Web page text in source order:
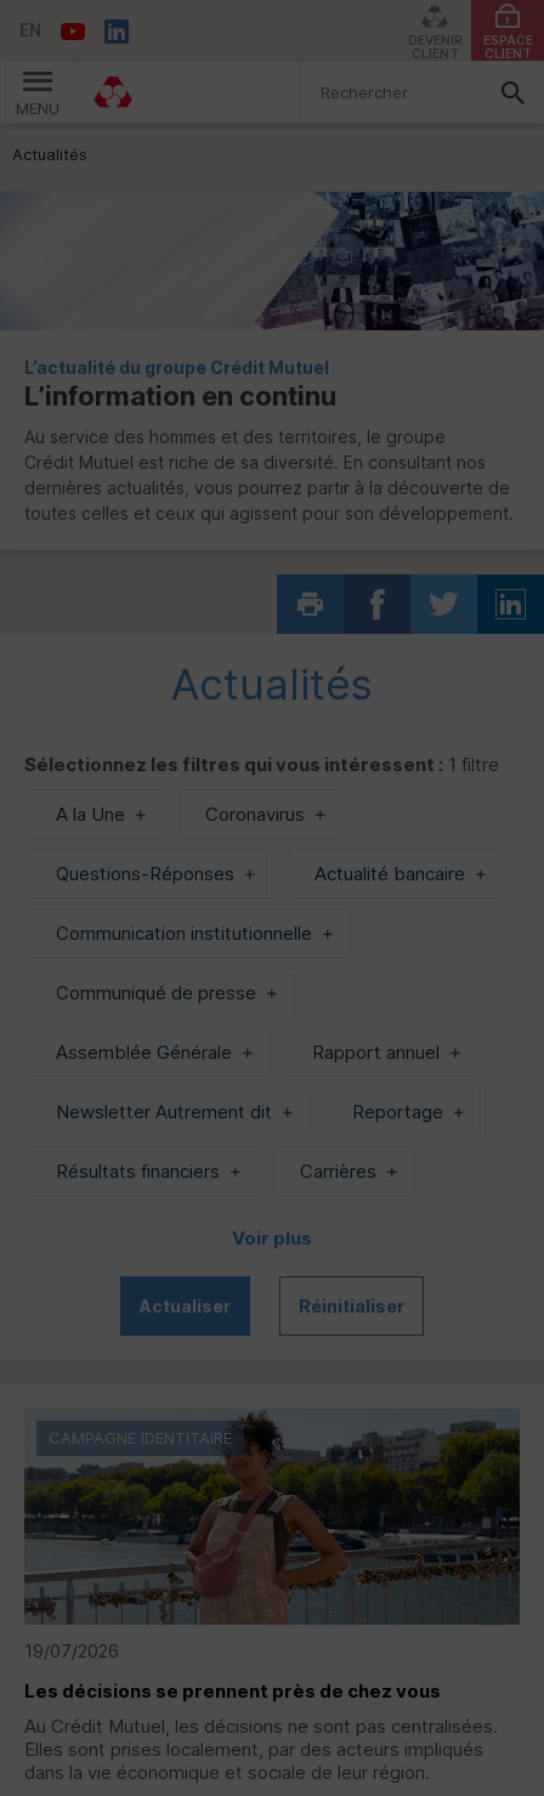
EN
DEVENIR
CLIENT
ESPACE
CLIENT
MENU
Vous êtes ici:
Actualités
L’actualité du groupe Crédit Mutuel
L’information en continu
Au service des hommes et des territoires, le groupe
Crédit Mutuel est riche de sa diversité. En consultant nos
dernières actualités, vous pourrez partir à la découverte de
toutes celles et ceux qui agissent pour son développement.
Actualités
Sélectionnez les filtres qui vous intéressent : 1 filtre
A la Une Coronavirus
Questions-Réponses Actualité bancaire
Communication institutionnelle
Communiqué de presse
Assemblée Générale Rapport annuel
Newsletter Autrement dit Reportage
Résultats financiers Carrières
Voir plus
Actualiser Réinitialiser
19/07/2026
Les décisions se prennent près de chez vous
Au Crédit Mutuel, les décisions ne sont pas centralisées.
Elles sont prises localement, par des acteurs impliqués
dans la vie économique et sociale de leur région.
CAMPAGNE IDENTITAIRE